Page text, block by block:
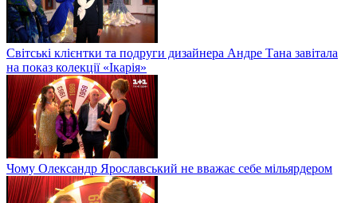
Світські клієнтки та подруги дизайнера Андре Тана завітала
на показ колекції «Ікарія»
Чому Олександр Ярославський не вважає себе мільярдером